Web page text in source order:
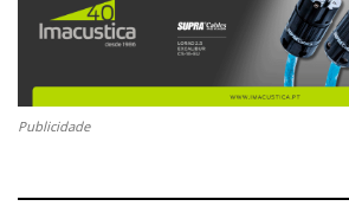
Publicidade